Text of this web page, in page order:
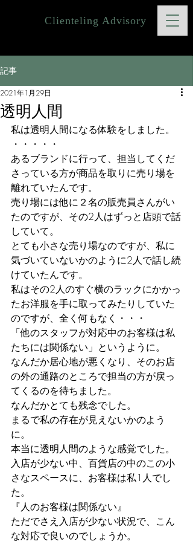
Clienteling Advisory
記事
透明人間
2021年1月29日
私は透明人間になる体験をしました。
・・・・・
あるブランドに行って、担当してくだ
さっている方が商品を取りに売り場を
離れていたんです。
売り場には他に２名の販売員さんがい
たのですが、その2人はずっと店頭で話
していて。
とても小さな売り場なのですが、私に
気づいていないかのように2人で話し続
けていたんです。
私はその2人のすぐ横のラックにかかっ
たお洋服を手に取ってみたりしていた
のですが、全く何もなく・・・
「他のスタッフが対応中のお客様は私
たちには関係ない」というように。
なんだか居心地が悪くなり、そのお店
の外の通路のところで担当の方が戻っ
てくるのを待ちました。
なんだかとても残念でした。
まるで私の存在が見えないかのよう
に。
本当に透明人間のような感覚でした。
入店が少ない中、百貨店の中のこの小
さなスペースに、お客様は私1人でし
た。
『人のお客様は関係ない』
ただでさえ入店が少ない状況で、こん
な対応で良いのでしょうか。